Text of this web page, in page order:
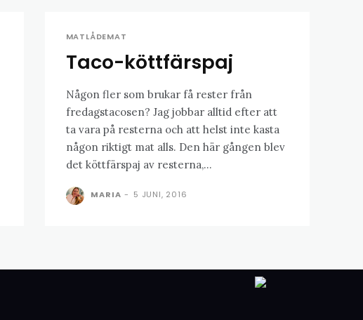
MATLÅDEMAT
Taco-köttfärspaj
Någon fler som brukar få rester från
fredagstacosen? Jag jobbar alltid efter att
ta vara på resterna och att helst inte kasta
någon riktigt mat alls. Den här gången blev
det köttfärspaj av resterna,...
MARIA - 5 JUNI, 2016